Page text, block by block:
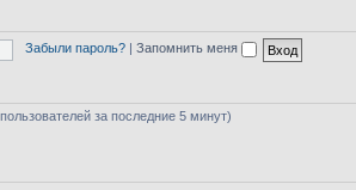
Забыли пароль? Запомнить меня
за последние 5 минут)